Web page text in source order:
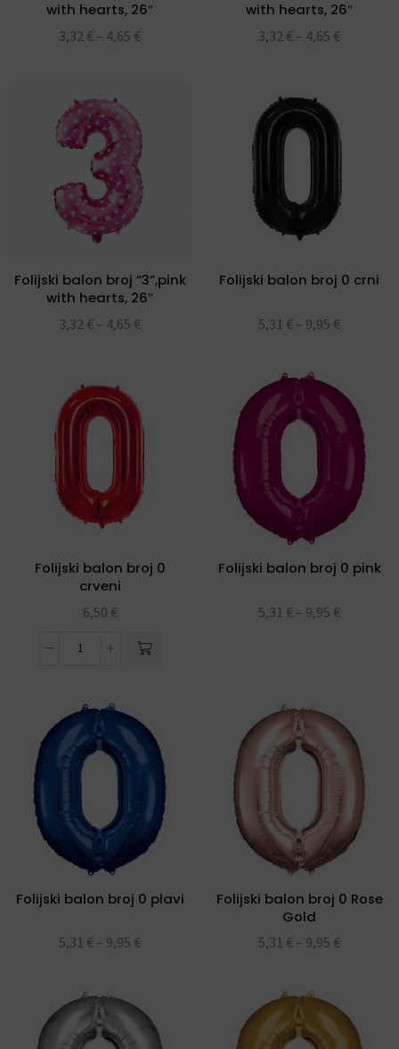
with hearts, 26″
3,32 € – 4,65 €
with hearts, 26″
3,32 € – 4,65 €
Folijski balon broj “3”,pink
with hearts, 26″
3,32 € – 4,65 €
Folijski balon broj 0 crni
5,31 € – 9,95 €
Folijski balon broj 0
crveni
6,50 €
Folijski balon broj 0 pink
5,31 € – 9,95 €
Folijski balon broj 0 plavi
5,31 € – 9,95 €
Folijski balon broj 0 Rose
Gold
5,31 € – 9,95 €